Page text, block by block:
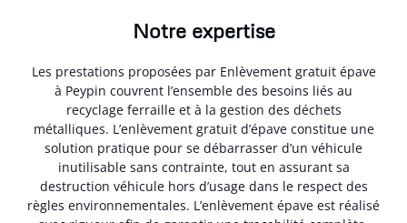
Notre expertise
Les prestations proposées par Enlèvement gratuit épave
à Peypin couvrent l’ensemble des besoins liés au
recyclage ferraille et à la gestion des déchets
métalliques. L’enlèvement gratuit d’épave constitue une
solution pratique pour se débarrasser d’un véhicule
inutilisable sans contrainte, tout en assurant sa
destruction véhicule hors d’usage dans le respect des
règles environnementales. L’enlèvement épave est réalisé